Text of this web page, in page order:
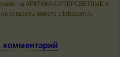
на АРКТИКА СУПЕРСВЕТЛЫЕ в
сигареты вместе с tabacum.ru
комментарий